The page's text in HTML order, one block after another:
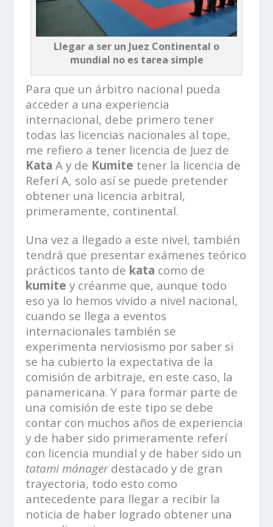
Llegar a ser un Juez Continental o
mundial no es tarea simple
Para que un árbitro nacional pueda
acceder a una experiencia
internacional, debe primero tener
todas las licencias nacionales al tope,
me refiero a tener licencia de Juez de
Kata A y de Kumite tener la licencia de
Referí A, solo así se puede pretender
obtener una licencia arbitral,
primeramente, continental.
Una vez a llegado a este nivel, también
tendrá que presentar exámenes teórico
prácticos tanto de kata como de
kumite y créanme que, aunque todo
eso ya lo hemos vivido a nivel nacional,
cuando se llega a eventos
internacionales también se
experimenta nerviosismo por saber si
se ha cubierto la expectativa de la
comisión de arbitraje, en este caso, la
panamericana. Y para formar parte de
una comisión de este tipo se debe
contar con muchos años de experiencia
y de haber sido primeramente referí
con licencia mundial y de haber sido un
tatami mánagerdestacado y de gran
trayectoria, todo esto como
antecedente para llegar a recibir la
noticia de haber logrado obtener una